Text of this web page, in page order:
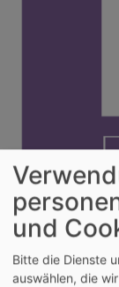
und
Bitte die Dienste
auswählen, die